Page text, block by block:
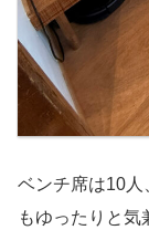
ベンチ席は10
もゆったりと気